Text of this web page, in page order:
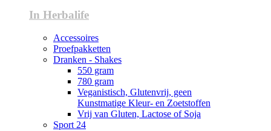
In Herbalife
Accessoires
Proefpakketten
Dranken - Shakes
550 gram
780 gram
Veganistisch, Glutenvrij, geen
Kunstmatige Kleur- en Zoetstoffen
Vrij van Gluten, Lactose of Soja
Sport 24